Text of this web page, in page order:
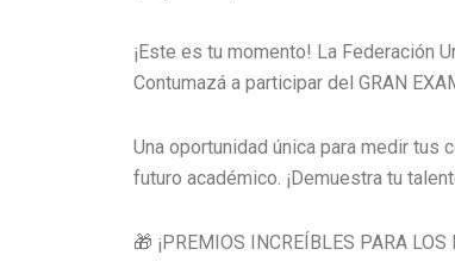
¡Este es tu momento! La Federación
Contumazá a participar del GRAN
Una oportunidad única para medir tus
futuro académico. ¡Demuestra tu
🎁 ¡PREMIOS INCREÍBLES PARA